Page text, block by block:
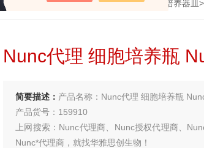
首页> 产品中心>耗材 培养器皿
Nunc代理 细胞培养瓶
简要描述： 产品名称：Nunc代理 细胞培养瓶
产品货号：159910
上网搜索：Nunc代理商、Nunc授权代理商、
Nunc*代理商，就找华雅思创生物！